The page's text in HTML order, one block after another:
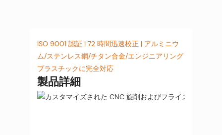
ISO 9001 認証 | 72 時間迅速校正 | アルミニウ
ム/ステンレス鋼/チタン合金/エンジニアリング
プラスチックに完全対応
製品詳細